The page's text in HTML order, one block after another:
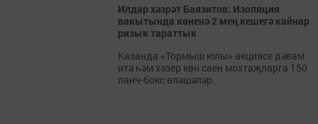
Илдар хәзрәт Баязитов: Изоляция
вакытында көненә 2 мең кешегә кайнар
ризык тараттык
Казанда «Тормыш юлы» акциясе дәвам
итә һәм хәзер көн саен мохтаҗларга 150
ланч-бокс өләшәләр.